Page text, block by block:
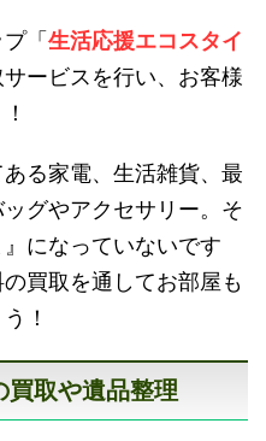
帯広・十勝不用品回収
伊達市不用品回収
「生活応援エコスタイ
ービスを行い、お客様
る家電、生活雑貨、最
グやアクセサリー。そ
になっていないです
買取を通してお部屋も
！
買取や遺品整理